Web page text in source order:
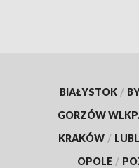
BIAŁYSTOK /
GORZÓW WLKP.
KRAKÓW /
OPOLE /